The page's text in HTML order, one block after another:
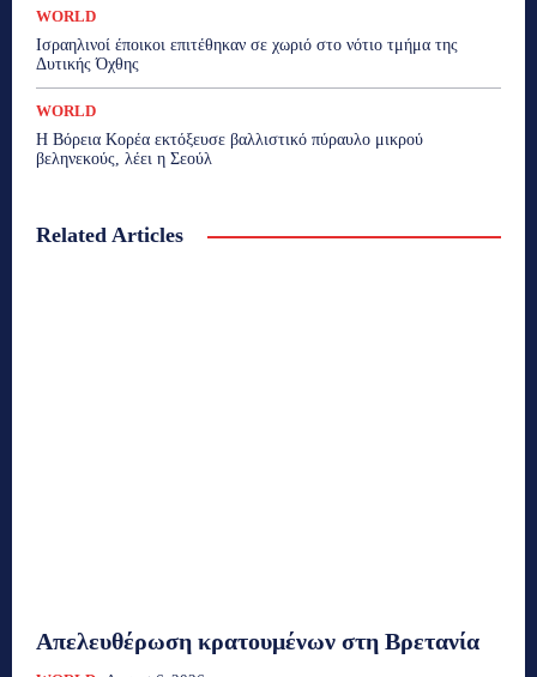
WORLD
Ισραηλινοί έποικοι επιτέθηκαν σε χωριό στο νότιο τμήμα της
Δυτικής Όχθης
WORLD
Η Βόρεια Κορέα εκτόξευσε βαλλιστικό πύραυλο μικρού
βεληνεκούς, λέει η Σεούλ
Related Articles
Απελευθέρωση κρατουμένων στη Βρετανία